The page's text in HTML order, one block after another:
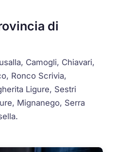
di
Camogli, Chiavari,
Ronco Scrivia,
Ligure, Sestri
Mignanego, Serra